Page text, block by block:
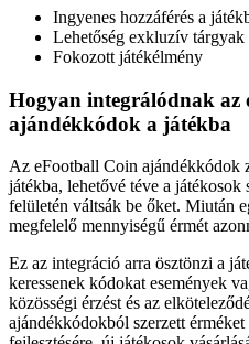
Ingyenes hozzáférés a
Lehetőség exkluzív tárgyak
Fokozott játékélmény
Hogyan integrálódnak az
ajándékkódok a játékba
Az eFootball Coin ajándékkódok
játékba, lehetővé téve a
felületén váltsák be őket. Miután
megfelelő mennyiségű érmét
Ez az integráció arra ösztönzi a
keressenek kódokat események
közösségi érzést és az
ajándékkódokból szerzett